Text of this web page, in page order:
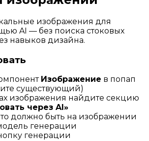
изображения для
AI — без поиска стоковых
навыков дизайна.
Изображение в попап
существующий)
изображения найдите секцию
через AI»
должно быть на изображении
генерации
генерации